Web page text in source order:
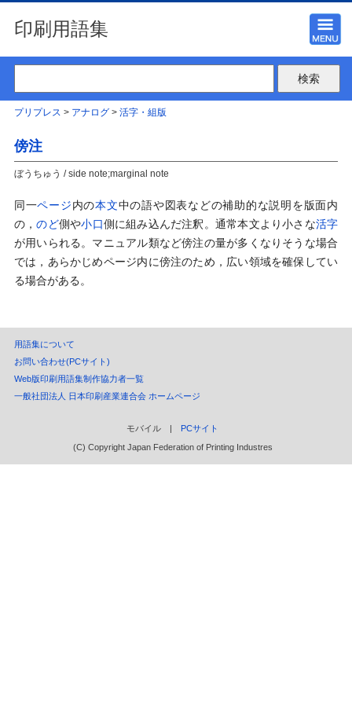
印刷用語集
プリプレス > アナログ> 活字・組版
傍注
ぼうちゅう / side note;marginal note
同一ページ内の本文中の語や図表などの補助的な説明を版面内
の，のど側や小口側に組み込んだ注釈。通常本文より小さな活字
が用いられる。マニュアル類など傍注の量が多くなりそうな場合
では，あらかじめページ内に傍注のため，広い領域を確保してい
る場合がある。
用語集について
お問い合わせ(PCサイト)
Web版印刷用語集制作協力者一覧
一般社団法人 日本印刷産業連合会 ホームページ
モバイル | PCサイト
(C) Copyright Japan Federation of Printing Industres